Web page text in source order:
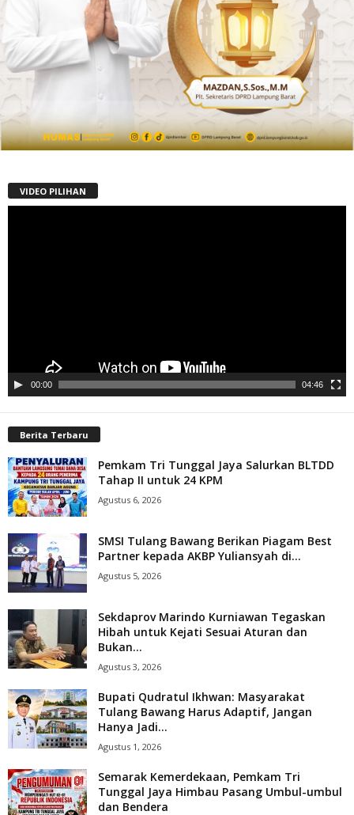
VIDEO PILIHAN
00:00 04:46
Berita Terbaru
Pemkam Tri Tunggal Jaya Salurkan BLTDD
Tahap II untuk 24 KPM
Agustus 6, 2026
SMSI Tulang Bawang Berikan Piagam Best
Partner kepada AKBP Yuliansyah di...
Agustus 5, 2026
Sekdaprov Marindo Kurniawan Tegaskan
Hibah untuk Kejati Sesuai Aturan dan
Bukan...
Agustus 3, 2026
Bupati Qudratul Ikhwan: Masyarakat
Tulang Bawang Harus Adaptif, Jangan
Hanya Jadi...
Agustus 1, 2026
Semarak Kemerdekaan, Pemkam Tri
Tunggal Jaya Himbau Pasang Umbul-umbul
dan Bendera